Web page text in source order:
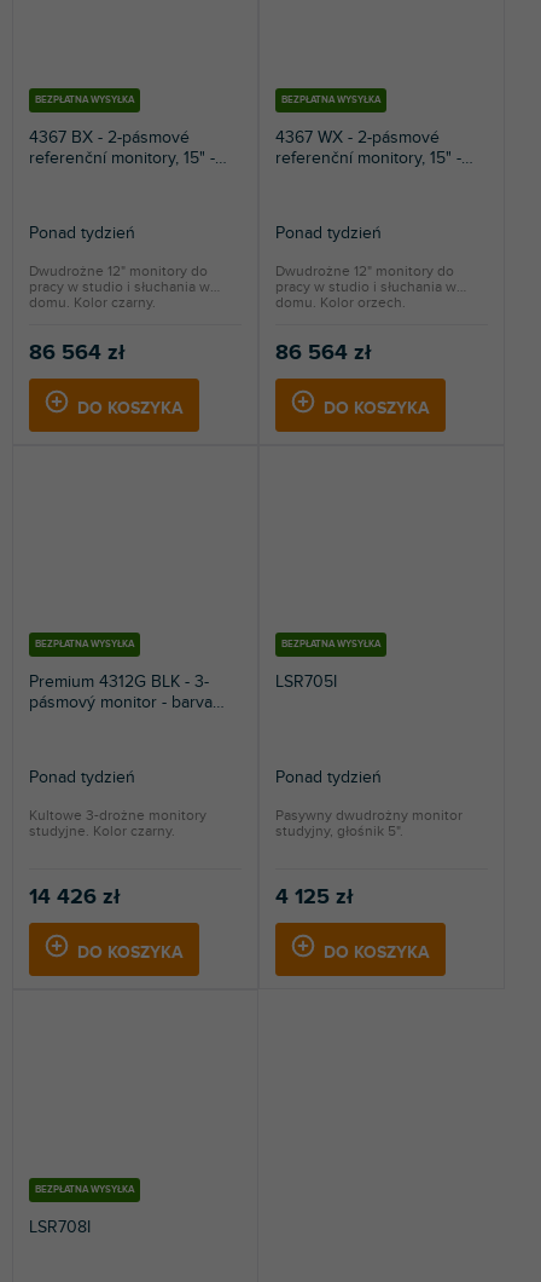
BEZPŁATNA WYSYŁKA
4367 BX - 2-pásmové
referenční monitory, 15" -
Ponad tydzień
86 564 zł
DO KOSZYKA
Dwudrożne 12" monitory do
pracy w studio i słuchania w
domu. Kolor czarny.
BEZPŁATNA WYSYŁKA
4367 WX - 2-pásmové
referenční monitory, 15" -
Ponad tydzień
86 564 zł
DO KOSZYKA
Dwudrożne 12" monitory do
pracy w studio i słuchania w
domu. Kolor orzech.
BEZPŁATNA WYSYŁKA
Premium 4312G BLK - 3-
pásmový monitor - barva
Ponad tydzień
14 426 zł
DO KOSZYKA
Kultowe 3-drożne monitory
studyjne. Kolor czarny.
BEZPŁATNA WYSYŁKA
LSR705I
Ponad tydzień
4 125 zł
DO KOSZYKA
Pasywny dwudrożny monitor
studyjny, głośnik 5".
BEZPŁATNA WYSYŁKA
LSR708I